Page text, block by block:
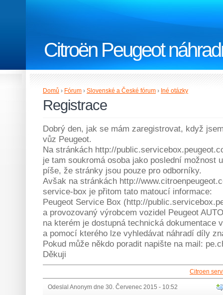
Citroën Peugeot
Domů › Fórum › Slovenské a České fórum › Iné otázky
Registrace
Dobrý den, jak se mám zaregistrovat, když
vůz Peugeot.
Na stránkách http://
je tam soukromá osoba jako poslední možnost
píše, že stránky jsou pouze pro odborníky.
Avšak na stránkách http://
service-box je přitom tato matoucí informace:
Peugeot Service Box (http://
a provozovaný výrobcem vozidel Peugeot
na kterém je dostupná technická dokumentace
a pomocí kterého lze vyhledávat náhradí díly
Pokud může někdo poradit napište na mail:
Děkuji
Citroen
Odeslal Anonym dne 30. Červenec 2015 - 10:52